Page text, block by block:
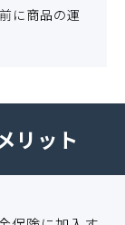
に商品の運
リット